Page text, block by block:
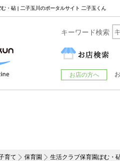
・砧 | 二子玉川のポータルサイト 二子玉くん
育て 保育園 生活クラブ保育園ぽむ・
キーワード検索
お店の方へ